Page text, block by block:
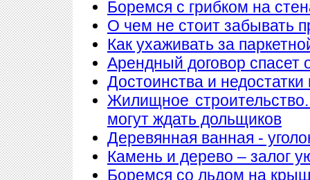
Боремся с грибком на
О чем не стоит забывать
Как ухаживать за
Арендный договор спасет
Достоинства и
Жилищное
могут ждать дольщиков
Деревянная ванная -
Камень и дерево – залог
Боремся со льдом на